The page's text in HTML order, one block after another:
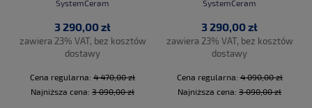
SystemCeram
3 290,00 zł
zawiera 23% VAT, bez kosztów
dostawy
Cena regularna: 4 470,00 zł
Najniższa cena: 3 090,00 zł
SystemCeram
3 290,00 zł
zawiera 23% VAT, bez kosztów
dostawy
Cena regularna:4 090,00 zł
Najniższa cena: 3 090,00 zł